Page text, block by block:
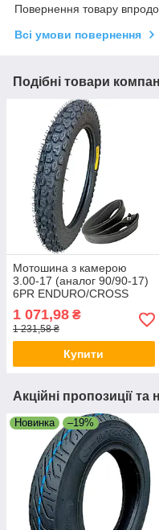
Повернення товару
Всі умови повернення
Подібні товари
Мотошина з камерою
3.00-17 (аналог 90/90-17)
6PR ENDURO/CROSS
1 071,98 ₴
1 231,58 ₴
Купити
Акційні пропозиції та
Новинка –19%